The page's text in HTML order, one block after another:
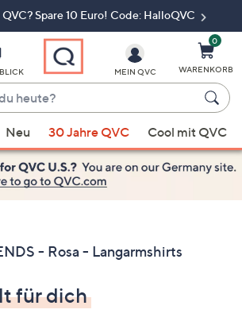
Spare 10 Euro! Code: HalloQVC
MEIN QVC
0
WARENKORB
Neu 30 Jahre QVC Cool mit QVC
- Rosa - Langarmshirts
für dich